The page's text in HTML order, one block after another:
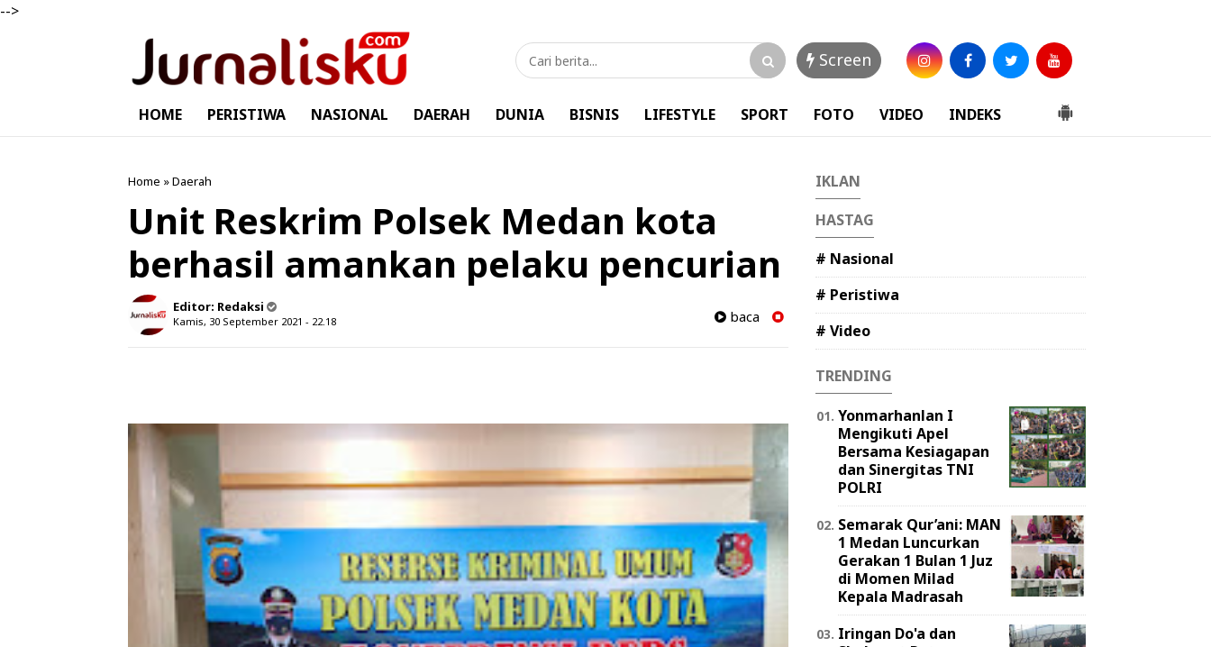
-->
Screen
HOME PERISTIWA NASIONAL DAERAH DUNIA BISNIS LIFESTYLE SPORT FOTO VIDEO INDEKS
Home »Daerah
Unit Reskrim Polsek Medan kota
berhasil amankan pelaku pencurian
Editor: Redaksi
Kamis, 30 September 2021 - 22.18 baca
IKLAN
HASTAG
# Nasional
# Peristiwa
# Video
TRENDING
Yonmarhanlan I
Mengikuti Apel
Bersama Kesiagapan
dan Sinergitas TNI
POLRI
Semarak Qur’ani: MAN
1 Medan Luncurkan
Gerakan 1 Bulan 1 Juz
di Momen Milad
Kepala Madrasah
Iringan Do'a dan